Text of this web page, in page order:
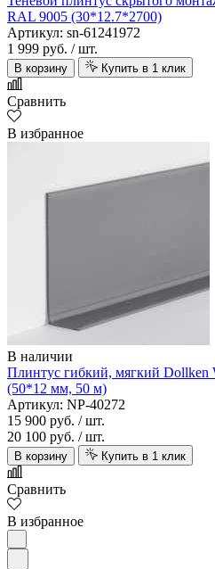
RAL 9005 (30*12.7*2700)
Артикул: sn-61241972
1 999 руб. / шт.
В корзину Купить в 1 клик
Сравнить
В избранное
В наличии
Плинтус гибкий, мягкий Dollken
(50*12 мм, 50 м)
Артикул: NP-40272
15 900 руб. / шт.
20 100 руб. / шт.
В корзину Купить в 1 клик
Сравнить
В избранное